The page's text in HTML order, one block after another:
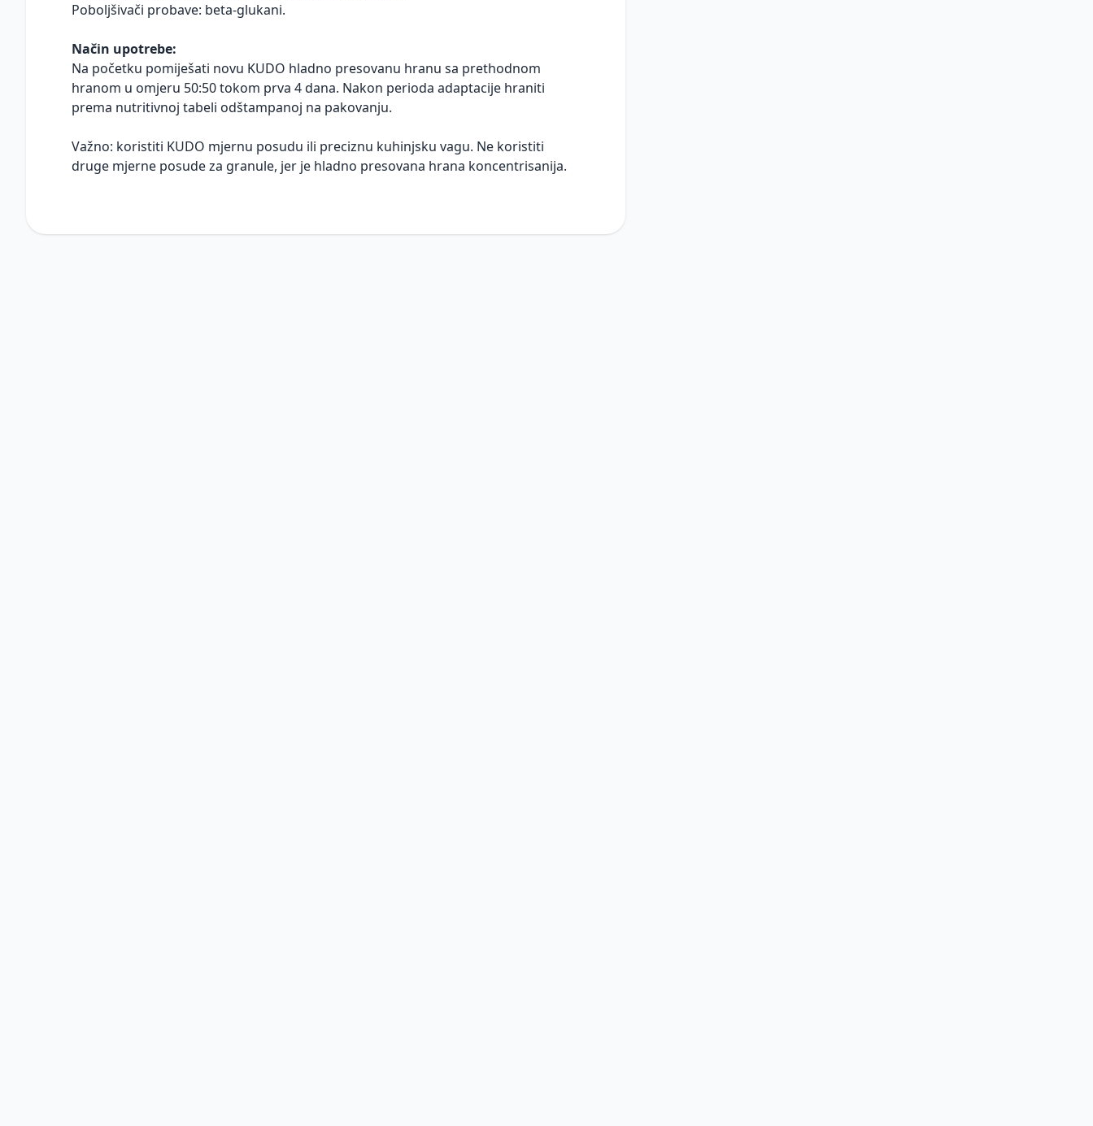
Poboljšivači probave: beta-glukani.
Način upotrebe:
Na početku pomiješati novu KUDO hladno presovanu hranu sa prethodnom
hranom u omjeru 50:50 tokom prva 4 dana. Nakon perioda adaptacije hraniti
prema nutritivnoj tabeli odštampanoj na pakovanju.
Važno: koristiti KUDO mjernu posudu ili preciznu kuhinjsku vagu. Ne koristiti
druge mjerne posude za granule, jer je hladno presovana hrana koncentrisanija.